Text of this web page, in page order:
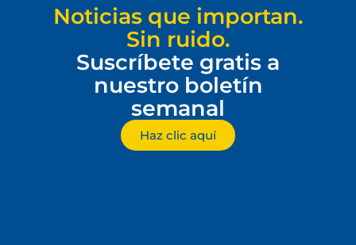
Noticias que importan.
Sin ruido.
Suscríbete gratis a
nuestro boletín
semanal
Haz clic aquí